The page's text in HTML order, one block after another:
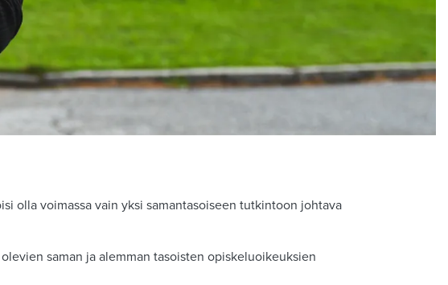
olla voimassa vain yksi samantasoiseen tutkintoon johtava
saman ja alemman tasoisten opiskeluoikeuksien